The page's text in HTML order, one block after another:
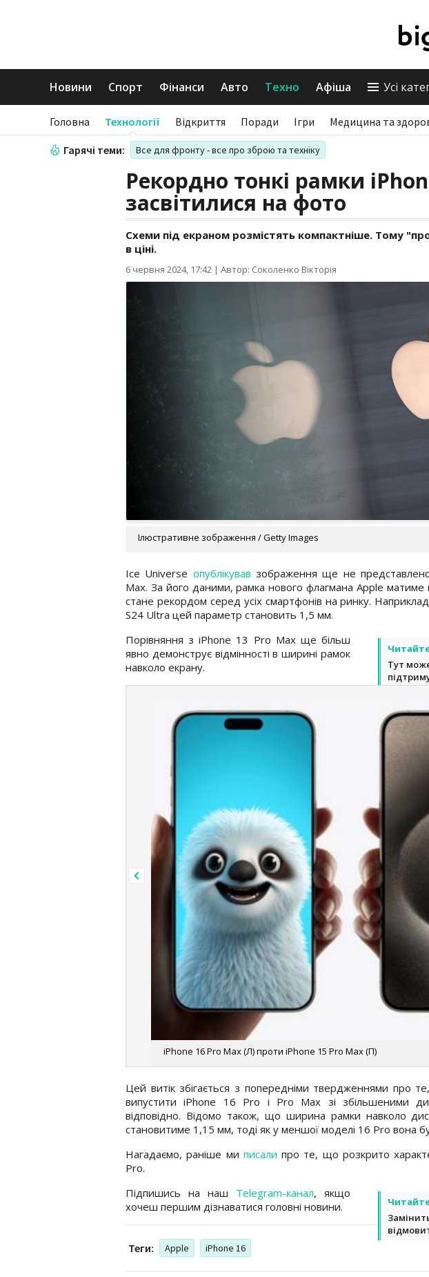
Новини Спорт Фінанси Авто Техно Афіша Усі
Головна Технології Відкриття Поради Ігри Медицина та
Гарячі теми: Все для фронту - все про зброю та техніку
Рекордно тонкі рамки
засвітилися на фото
Схеми під екраном розмістять компактніше. Тому
в ціні.
6 червня 2024, 17:42 | Автор: Соколенко Вікторія
Ілюстративне зображення / Getty Images
Ice Universe опублікував зображення ще не
Max. За його даними, рамка нового флагмана Apple
стане рекордом серед усіх смартфонів на ринку.
S24 Ultra цей параметр становить 1,5 мм.
Тут
Порівняння з iPhone 13 Pro Max ще більш
явно демонструє відмінності в ширині рамок
навколо екрану.
iPhone 16 Pro Max (Л) проти iPhone 15 Pro Max (П)
Цей витік збігається з попередніми твердженнями про
випустити iPhone 16 Pro і Pro Max зі збільшеними
відповідно. Відомо також, що ширина рамки навколо
становитиме 1,15 мм, тоді як у меншої моделі 16 Pro вона
Нагадаємо, раніше ми писали про те, що розкрито
Pro.
Підпишись на наш Telegram-канал, якщо
хочеш першим дізнаватися головні новини.
Теги: Apple iPhone 16